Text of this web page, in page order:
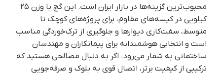
محبوب‌ترین گزینه‌ها در بازار ایران است. این گچ با وزن ۲۵
کیلویی در کیسه‌های مقاوم، برای پروژه‌های کوچک تا
متوسط، سفت‌کاری دیوارها و جلوگیری از ترک‌خوردگی مناسب
است و انتخابی هوشمندانه برای پیمانکاران و مهندسان
ساختمانی به شمار می‌رود. اگر به دنبال مصالحی هستید که
ترکیبی از کیفیت برتر، اتصال قوی به بلوک و صرفه‌جویی